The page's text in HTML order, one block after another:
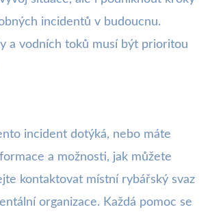
incidentů v budoucnu.
a vodních toků musí být prioritou
incident dotýká, nebo máte
a možnosti, jak můžete
kontaktovat místní rybářský svaz
organizace. Každá pomoc se